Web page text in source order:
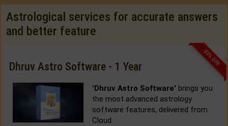
Astrological services for accurate answers
and better feature
33% OFF
Dhruv Astro Software - 1 Year
'Dhruv Astro Software' brings you
the most advanced astrology
software features, delivered from
Cloud.